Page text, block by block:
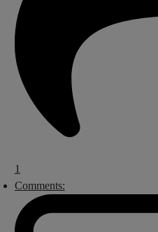
1
Comments: